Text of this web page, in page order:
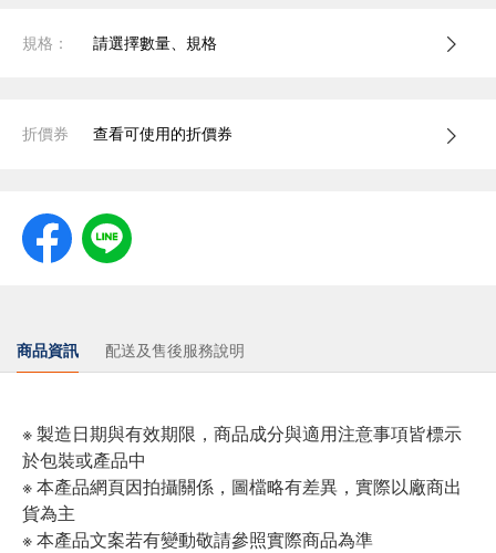
規格： 請選擇數量、規格
折價券 查看可使用的折價券
商品資訊 配送及售後服務說明
※ 製造日期與有效期限，商品成分與適用注意事項皆標示
於包裝或產品中
※ 本產品網頁因拍攝關係，圖檔略有差異，實際以廠商出
貨為主
※ 本產品文案若有變動敬請參照實際商品為準